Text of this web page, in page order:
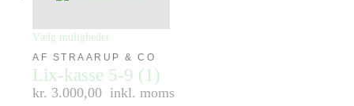
Vælg muligheder
AF STRAARUP & CO
Lix-kasse 5-9 (1)
kr. 3.000,00 inkl. moms